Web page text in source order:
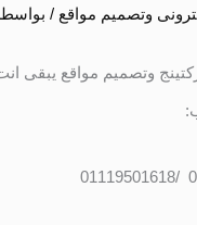
وتصميم مواقع /
وتصميم مواقع